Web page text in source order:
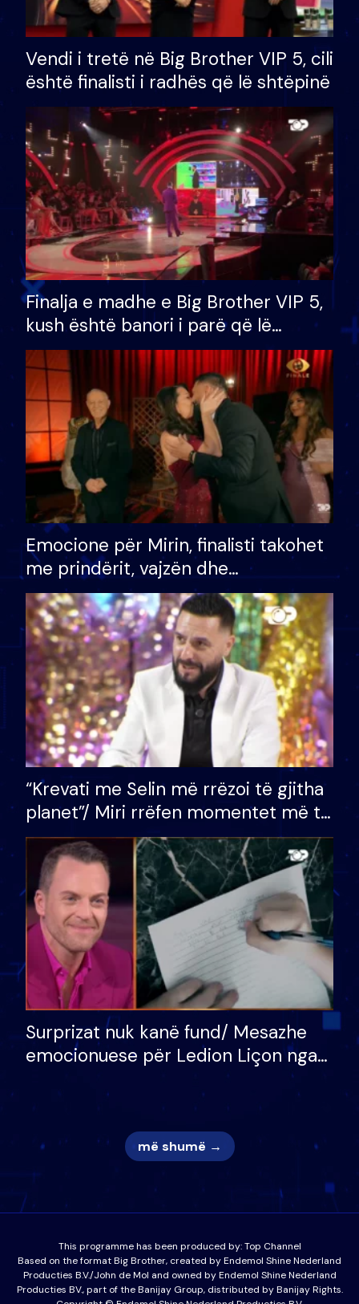
Vendi i tretë në Big Brother VIP 5, cili
është finalisti i radhës që lë shtëpinë
Finalja e madhe e Big Brother VIP 5,
kush është banori i parë që lë
shtëpinë dhe humb mundësinë për
të fituar çmimin e madh
Emocione për Mirin, finalisti takohet
me prindërit, vajzën dhe
bashkëshorten: S’kemi ndonjë letër
divorci apo jo?
“Krevati me Selin më rrëzoi të gjitha
planet”/ Miri rrëfen momentet më të
bukura në shtëpinë e BB VIP: Do më
mungojë zilja e mëngjesit kur…
Surprizat nuk kanë fund/ Mesazhe
emocionuese për Ledion Liçon nga
nëna dhe fëmijët e tij, moderatori
nuk i mban dot lotët: Nuk meritoj…
më shumë →
This programme has been produced by:Top Channel
Based on the format Big Brother, created by Endemol Shine Nederland
Producties B.V./John de Mol and owned by Endemol Shine Nederland
Producties BV., part of the Banijay Group, distributed by Banijay Rights.